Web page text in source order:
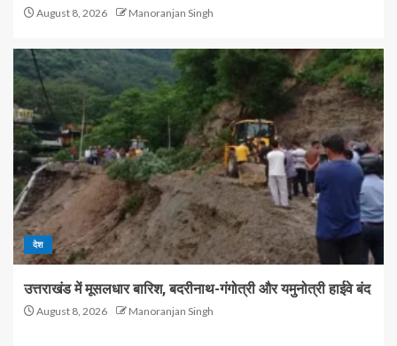
August 8, 2026 Manoranjan Singh
देश
उत्तराखंड में मूसलधार बारिश, बदरीनाथ-गंगोत्री और यमुनोत्री हाईवे बंद
August 8, 2026 Manoranjan Singh